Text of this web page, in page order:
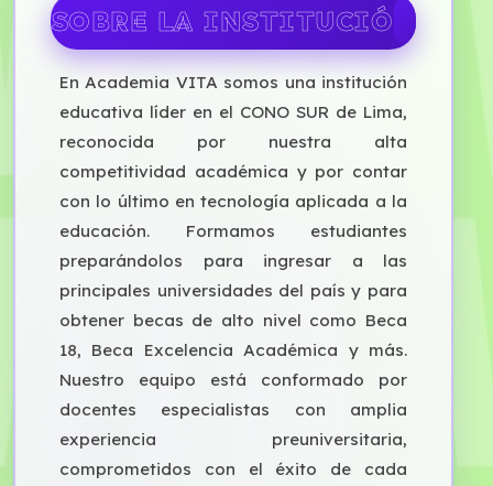
SOBRE LA INSTITUCIÓN
En Academia VITA somos una institución
educativa líder en el CONO SUR de Lima,
reconocida por nuestra alta
competitividad académica y por contar
con lo último en tecnología aplicada a la
educación. Formamos estudiantes
preparándolos para ingresar a las
principales universidades del país y para
obtener becas de alto nivel como Beca
18, Beca Excelencia Académica y más.
Nuestro equipo está conformado por
docentes especialistas con amplia
experiencia preuniversitaria,
comprometidos con el éxito de cada